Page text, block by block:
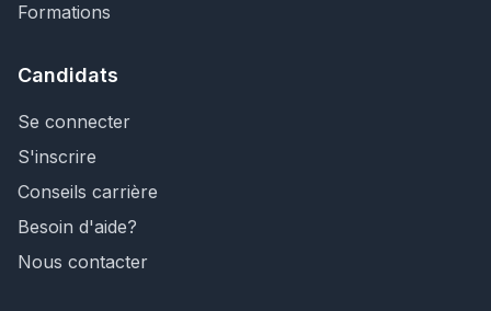
Formations
Candidats
Se connecter
S'inscrire
Conseils carrière
Besoin d'aide?
Nous contacter